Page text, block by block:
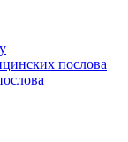
послова